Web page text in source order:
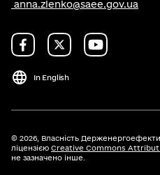
anna.zlenko@saee.gov.ua
In English
© 2026, Власність
ліцензією Creative Commons
не зазначено інше.